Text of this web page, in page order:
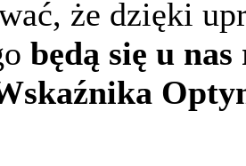
że dzięki
będą się u